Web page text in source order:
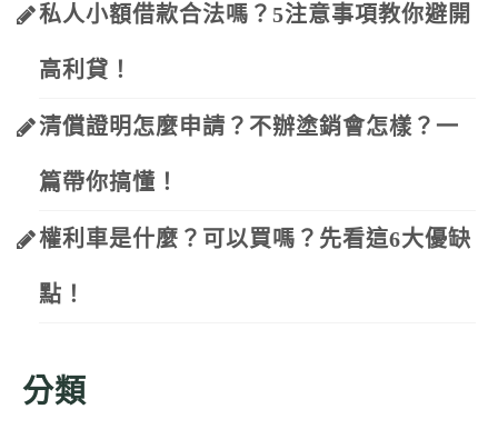
私人小額借款合法嗎？5注意事項教你避開
高利貸！
清償證明怎麼申請？不辦塗銷會怎樣？一
篇帶你搞懂！
權利車是什麼？可以買嗎？先看這6大優缺
點！
分類